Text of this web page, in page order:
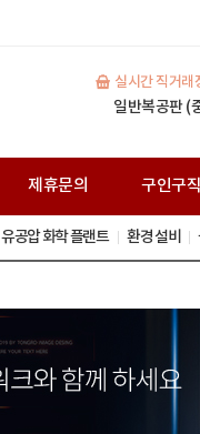
실시간 직거래
H빔(중고)
일반복공판 (
스크류잭(중
제휴문의 구인구직
유공압 화학 플랜트 환경 설비